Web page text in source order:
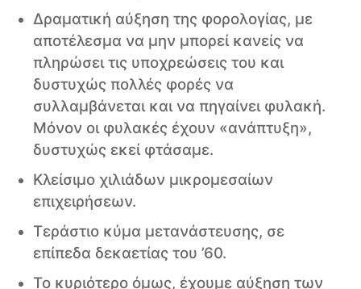
Δραματική αύξηση της φορολογίας, με
αποτέλεσμα να μην μπορεί κανείς να
πληρώσει τις υποχρεώσεις του και
δυστυχώς πολλές φορές να
συλλαμβάνεται και να πηγαίνει φυλακή.
Μόνον οι φυλακές έχουν «ανάπτυξη»,
δυστυχώς εκεί φτάσαμε.
Κλείσιμο χιλιάδων μικρομεσαίων
επιχειρήσεων.
Τεράστιο κύμα μετανάστευσης, σε
επίπεδα δεκαετίας του ’60.
Το κυριότερο όμως, έχουμε αύξηση των